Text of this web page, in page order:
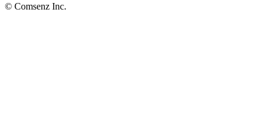
© Comsenz Inc.